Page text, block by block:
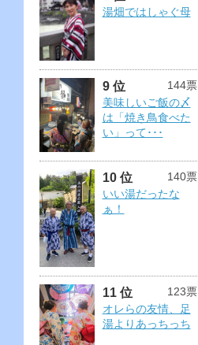
湯畑ではしゃぐ母
9 位
144票
美味しいご飯の〆
は「焼き鳥食べた
い」って･･･
10 位
140票
いい湯だったな
ぁ！
11 位
123票
オレらの友情、足
湯よりあっちっち